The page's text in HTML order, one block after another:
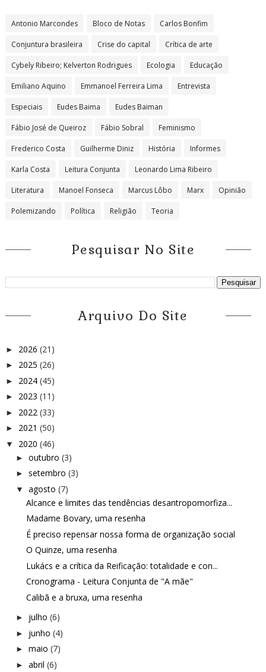
Antonio Marcondes Bloco de Notas Carlos Bonfim
Conjuntura brasileira Crise do capital Crítica de arte
Cybely Ribeiro; Kelverton Rodrigues Ecologia Educação
Emiliano Aquino Emmanoel Ferreira Lima Entrevista
Especiais Eudes Baima Eudes Baiman
Fábio José de Queiroz Fábio Sobral Feminismo
Frederico Costa Guilherme Diniz História Informes
Karla Costa Leitura Conjunta Leonardo Lima Ribeiro
Literatura Manoel Fonseca Marcus Lôbo Marx Opinião
Polemizando Política Religião Teoria
Pesquisar No Site
Arquivo Do Site
► 2026 (21)
► 2025 (26)
► 2024 (45)
► 2023 (11)
► 2022 (33)
► 2021 (50)
▼ 2020 (46)
► outubro (3)
► setembro (3)
▼ agosto (7)
Alcance e limites das tendências desantropomorfiza...
Madame Bovary, uma resenha
É preciso repensar nossa forma de organização social
O Quinze, uma resenha
Lukács e a crítica da Reificação: totalidade e con...
Cronograma - Leitura Conjunta de "A mãe"
Calibã e a bruxa, uma resenha
► julho (6)
► junho (4)
► maio (7)
► abril (6)